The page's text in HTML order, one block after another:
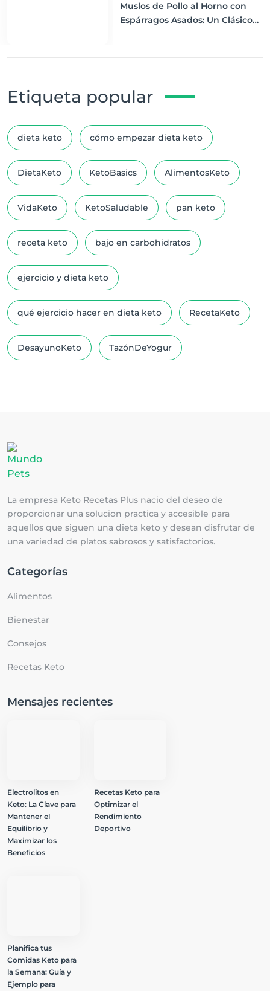
Muslos de Pollo al Horno con
Espárragos Asados: Un Clásico
Etiqueta popular
dieta keto cómo empezar dieta keto
DietaKeto KetoBasics AlimentosKeto
VidaKeto KetoSaludable pan keto
receta keto bajo en carbohidratos
ejercicio y dieta keto
qué ejercicio hacer en dieta keto RecetaKeto
DesayunoKeto TazónDeYogur
La empresa Keto Recetas Plus nacio del deseo de
proporcionar una solucion practica y accesible para
aquellos que siguen una dieta keto y desean disfrutar de
una variedad de platos sabrosos y satisfactorios.
Categorías
Alimentos
Bienestar
Consejos
Recetas Keto
Mensajes recientes
Electrolitos en
Keto: La Clave para
Mantener el
Equilibrio y
Maximizar los
Beneficios
Recetas Keto para
Optimizar el
Rendimiento
Deportivo
Planifica tus
Comidas Keto para
la Semana: Guía y
Ejemplo para